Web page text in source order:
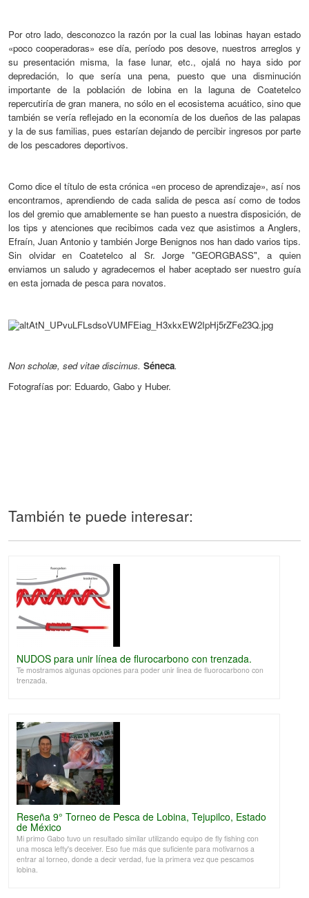
Por otro lado, desconozco la razón por la cual las lobinas hayan estado
«poco cooperadoras» ese día, período pos desove, nuestros arreglos y
su presentación misma, la fase lunar, etc., ojalá no haya sidopor
depredación, lo que sería una pena, puesto que una disminución
importante de la población de lobina en la laguna de Coatetelco
repercutiría de gran manera, no sólo en el ecosistema acuático, sino que
también se vería reflejado en la economía de los dueños de las palapas
y la de sus familias, pues estarían dejando de percibir ingresos por parte
de los pescadores deportivos.
Como dice el título de esta crónica «en proceso de aprendizaje», así nos
encontramos, aprendiendo decada salida de pesca así como de todos
los del gremio que amablemente se han puesto a nuestra disposición, de
los tips y atenciones que recibimos cada vez que asistimos a Anglers,
Efraín, Juan Antonio y también Jorge Benignos nos han dado varios tips.
Sin olvidar en Coatetelco al Sr. Jorge "GEORGBASS", a quien
enviamos un saludo y agradecemos el haber aceptado ser nuestro guía
en esta jornada de pesca para novatos.
Non scholæ, sed vitae discimus. Séneca.
Fotografías por: Eduardo, Gabo y Huber.
También te puede interesar:
NUDOS para unir línea de flurocarbono con trenzada.
Te mostramos algunas opciones para poder unir linea de fluorocarbono con
trenzada.
Reseña 9° Torneo de Pesca de Lobina, Tejupilco, Estado
de México
Mi primo Gabo tuvo un resultado similar utilizando equipo de fly fishing con
una mosca lefty's deceiver. Eso fue más que suficiente para motivarnos a
entrar al torneo, donde a decir verdad, fue la primera vez que pescamos
lobina.